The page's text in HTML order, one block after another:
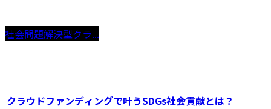
社会問題解決型クラ...
クラウドファンディングで叶うSDGs社会貢献とは？